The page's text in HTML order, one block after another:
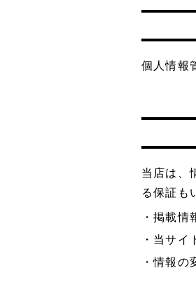
個人情報
当店は、
る保証も
・掲載
・当サ
・情報